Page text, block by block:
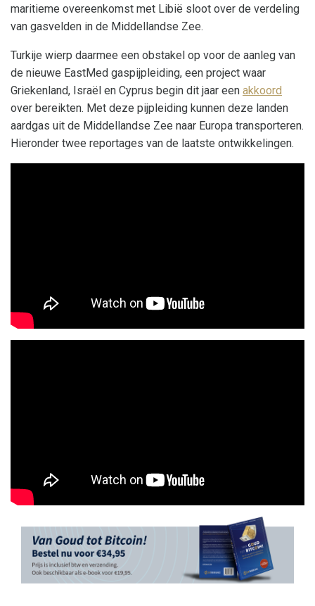
maritieme overeenkomst met Libië sloot over de verdeling
van gasvelden in de Middellandse Zee.
Turkije wierp daarmee een obstakel op voor de aanleg van
de nieuwe EastMed gaspijpleiding, een project waar
Griekenland, Israël en Cyprus begin dit jaar een akkoord
over bereikten. Met deze pijpleiding kunnen deze landen
aardgas uit de Middellandse Zee naar Europa transporteren.
Hieronder twee reportages van de laatste ontwikkelingen.